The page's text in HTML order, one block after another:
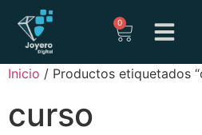
0
Inicio / Productos etiquetados
curso